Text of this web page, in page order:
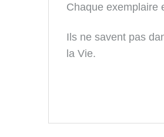
Chaque exemplaire
Ils ne savent pas
la Vie.